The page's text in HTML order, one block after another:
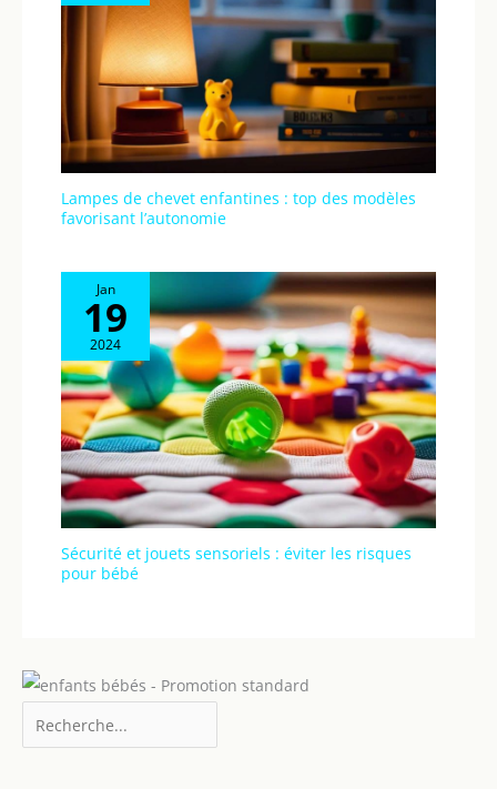
Lampes de chevet enfantines : top des modèles
favorisant l’autonomie
Jan
19
2024
Sécurité et jouets sensoriels : éviter les risques
pour bébé